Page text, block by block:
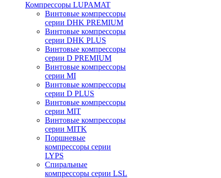
Компрессоры LUPAMAT
Винтовые компрессоры
серии DHK PREMIUM
Винтовые компрессоры
серии DHK PLUS
Винтовые компрессоры
серии D PREMIUM
Винтовые компрессоры
серии MI
Винтовые компрессоры
серии D PLUS
Винтовые компрессоры
серии MIT
Винтовые компрессоры
серии MITK
Поршневые
компрессоры серии
LYPS
Спиральные
компрессоры серии LSL